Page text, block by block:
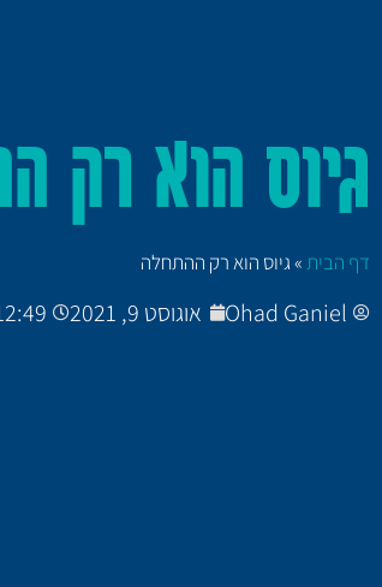
גיוס הוא רק
דף הבית»גיוס הוא רק ההתחלה
Ohad Ganiel אוגוסט 9, 2021 pm